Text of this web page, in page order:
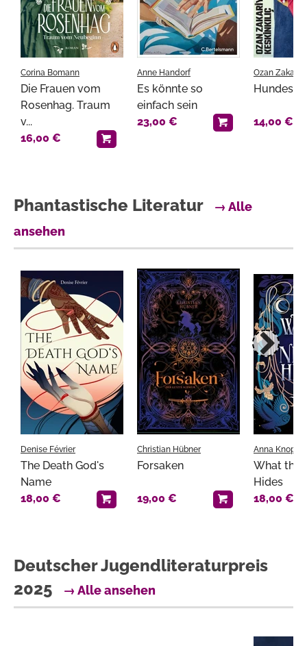
Corina Bomann
Die Frauen vom
Rosenhag. Traum
v...
16,00 €
Anne Handorf
Es könnte so
einfach sein
23,00 €
Ozan
14,00 €
Phantastische Literatur
→ Alle
ansehen
Denise Février
The Death God's
Name
18,00 €
Christian Hübner
Forsaken
19,00 €
Anna Knopf
What the
Hides
18,00 €
Deutscher Jugendliteraturpreis
2025
→ Alle ansehen